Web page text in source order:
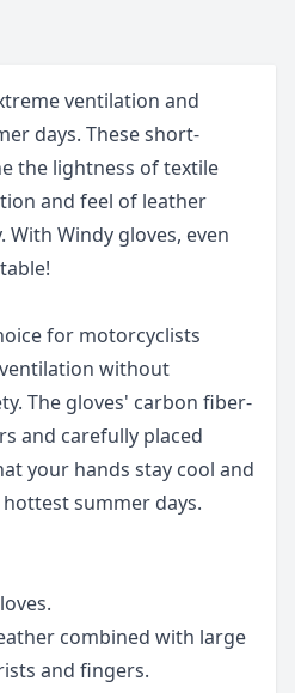
ventilation and
days. These short-
the lightness of textile
and feel of leather
With Windy gloves, even
for motorcyclists
without
The gloves' carbon fiber-
and carefully placed
your hands stay cool and
summer days.
combined with large
and fingers.